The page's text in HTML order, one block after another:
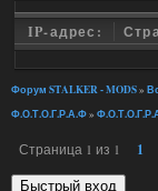
IP-адрес:
Форум STALKER - MODS»
Ф.О.Т.О.Г.Р.А.Ф»
Страница 1 из 1 1